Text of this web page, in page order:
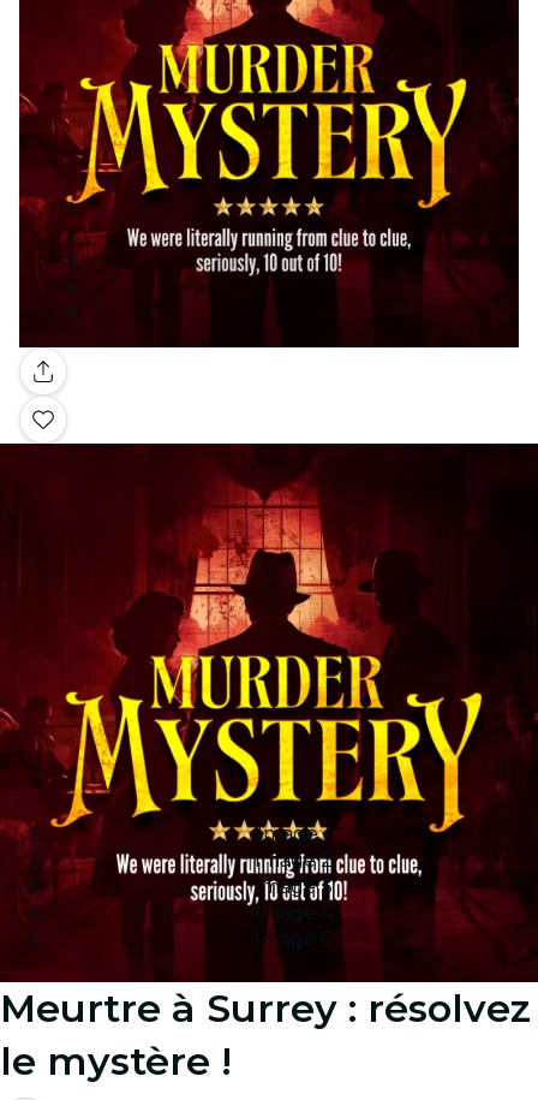
Galerie
Image 1
Image 2
Image 3
Image 4
Image 5
Meurtre à Surrey : résolvez
le mystère !